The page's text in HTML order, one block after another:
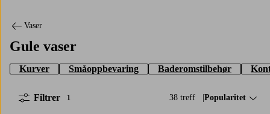
Vaser
Gule vaser
Kurver Småoppbevaring Baderomstilbehør
38 treff Sorter på:
Popularitet
Filtrer 1